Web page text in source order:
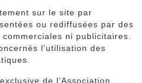
sur le site par
ou rediffusées par des
ni publicitaires.
l’utilisation des
de l’Association